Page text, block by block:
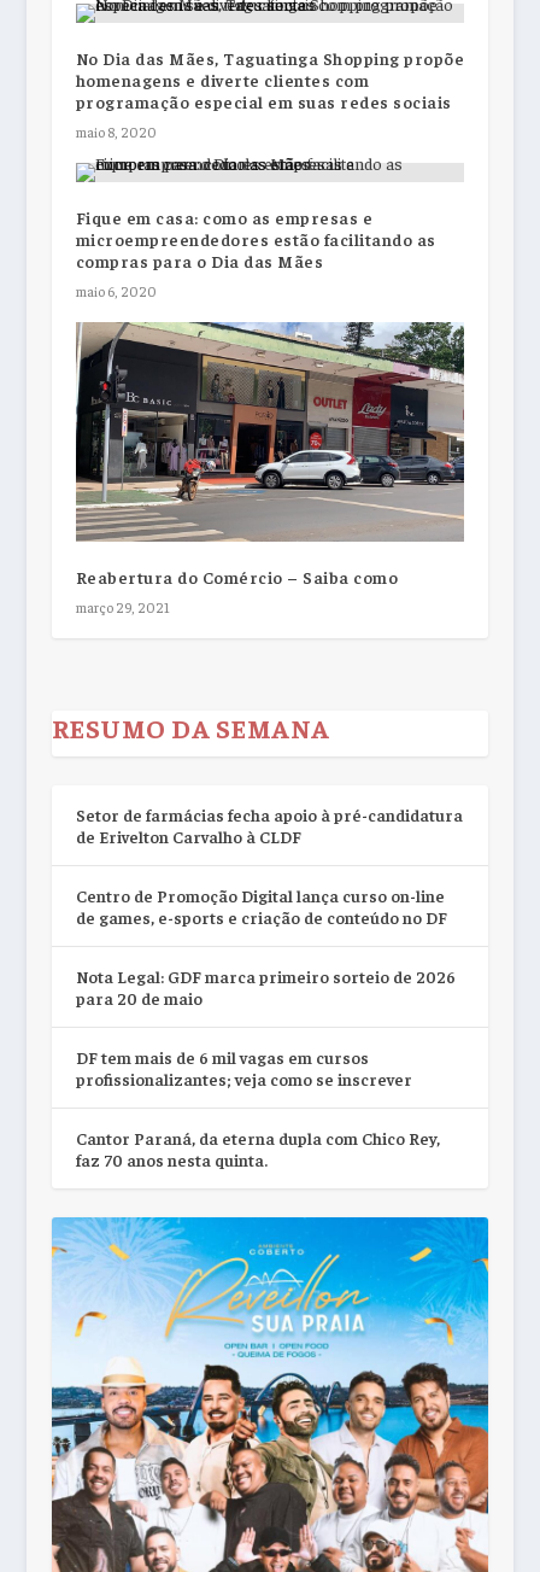
No Dia das Mães, Taguatinga Shopping propõe
homenagens e diverte clientes com
programação especial em suas redes sociais
maio 8, 2020
Fique em casa: como as empresas e
microempreendedores estão facilitando as
compras para o Dia das Mães
maio 6, 2020
Reabertura do Comércio – Saiba como
março 29, 2021
RESUMO DA SEMANA
Setor de farmácias fecha apoio à pré-candidatura
de Erivelton Carvalho à CLDF
Centro de Promoção Digital lança curso on-line
de games, e-sports e criação de conteúdo no DF
Nota Legal: GDF marca primeiro sorteio de 2026
para 20 de maio
DF tem mais de 6 mil vagas em cursos
profissionalizantes; veja como se inscrever
Cantor Paraná, da eterna dupla com Chico Rey,
faz 70 anos nesta quinta.